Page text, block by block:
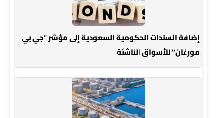
إضافة السندات الحكومية السعودية إلى مؤشر “جي بي
مورغان” للأسواق الناشئة